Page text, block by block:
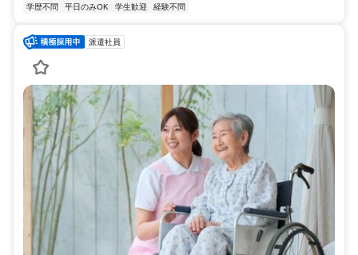
学歴不問
平日のみOK 学生歓迎 経験不問
派遣社員